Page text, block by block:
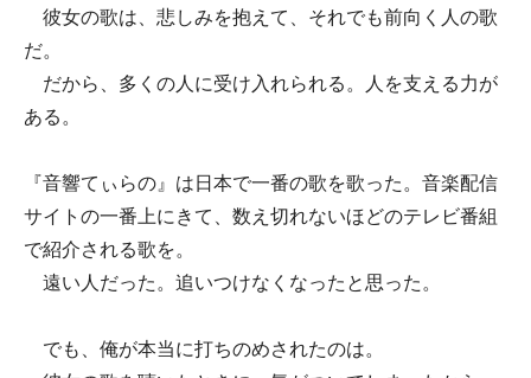
彼女の歌は、悲しみを抱えて、それでも前向く人の歌
だ。
だから、多くの人に受け入れられる。人を支える力が
ある。
『音響てぃらの』は日本で一番の歌を歌った。音楽配信
サイトの一番上にきて、数え切れないほどのテレビ番組
で紹介される歌を。
遠い人だった。追いつけなくなったと思った。
でも、俺が本当に打ちのめされたのは。